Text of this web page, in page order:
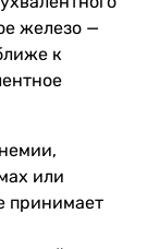
железо —
к
или
принимает